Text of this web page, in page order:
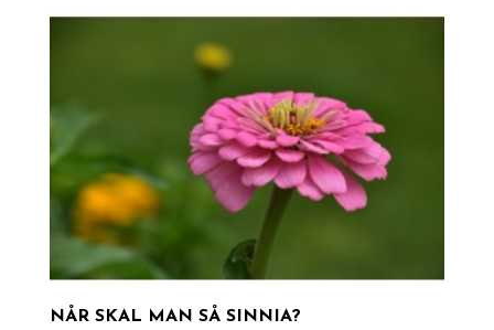
NÅR SKAL MAN SÅ SINNIA?